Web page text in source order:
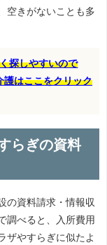
空きがないことも多
探しやすいので
護はここをクリック
らぎの資料
の資料請求・情報収
調べると、入所費用
ザやすらぎに似たよ